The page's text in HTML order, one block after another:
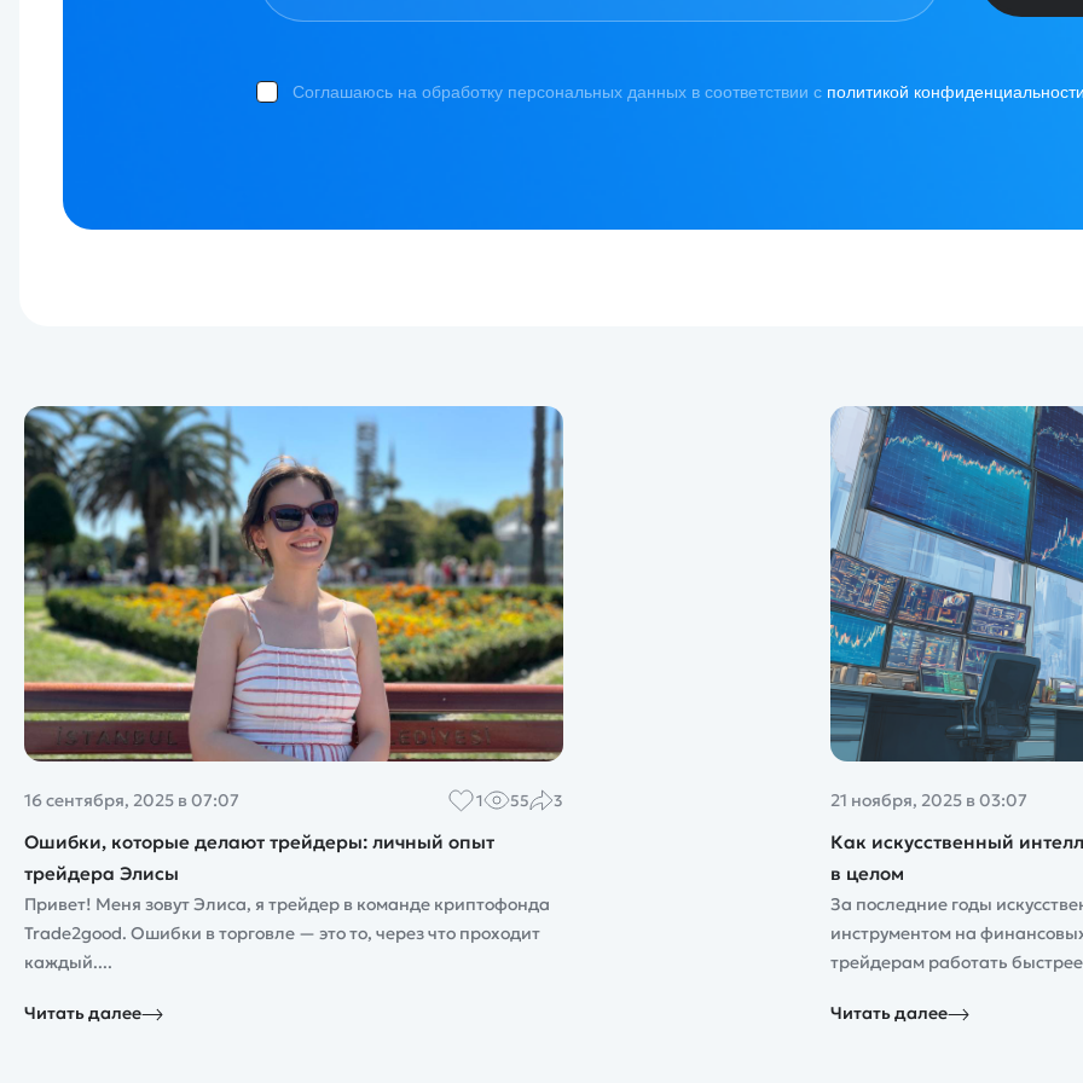
Соглашаюсь на обработку персональных данных в соответствии с политикой
16 сентября, 2025 в 07:07 1 55 3
Ошибки, которые делают трейдеры: личный опыт
трейдера Элисы
Привет! Меня зовут Элиса, я трейдер в команде криптофонда
Trade2good. Ошибки в торговле — это то, через что проходит
каждый....
Читать далее
21 ноября, 2025 в 03:07
Как искусственный
в целом
За последние годы
инструментом на
трейдерам работать
Читать далее